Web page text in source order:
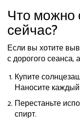
Что можно
сейчас?
Если вы хотите
с дорогого сеанса,
Купите
Наносите
Перестаньте
спирт.